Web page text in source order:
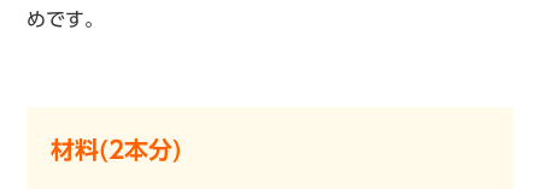
めです。
材料(2本分)